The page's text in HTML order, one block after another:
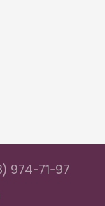
974-71-97